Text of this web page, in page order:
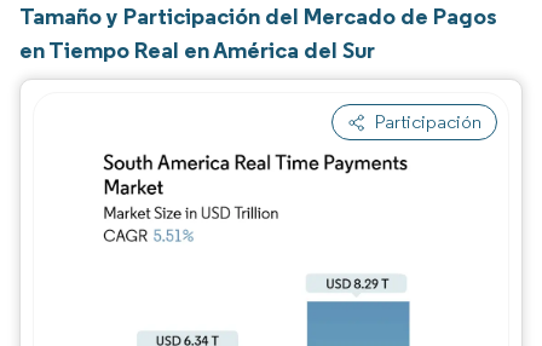
Tamaño y Participación del Mercado de Pagos
en Tiempo Real en América del Sur
Participación